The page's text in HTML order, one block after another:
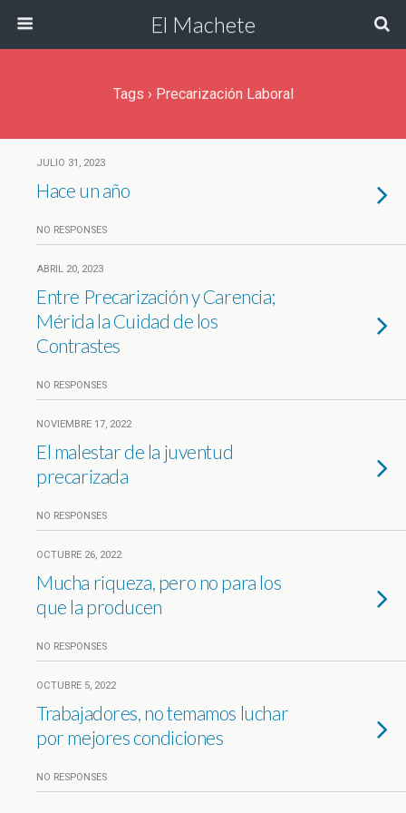
El Machete
Tags › Precarización Laboral
JULIO 31, 2023
Hace un año
NO RESPONSES
ABRIL 20, 2023
Entre Precarización y Carencia;
Mérida la Cuidad de los
Contrastes
NO RESPONSES
NOVIEMBRE 17, 2022
El malestar de la juventud
precarizada
NO RESPONSES
OCTUBRE 26, 2022
Mucha riqueza, pero no para los
que la producen
NO RESPONSES
OCTUBRE 5, 2022
Trabajadores, no temamos luchar
por mejores condiciones
NO RESPONSES